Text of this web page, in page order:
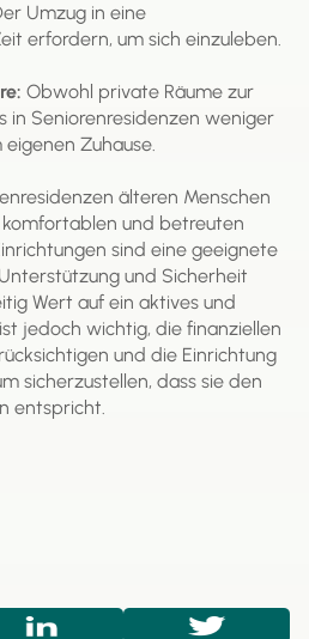
Umzug in eine
erfordern, um sich einzuleben.
Obwohl private Räume zur
in Seniorenresidenzen weniger
Zuhause.
älteren Menschen
und betreuten
sind eine geeignete
und Sicherheit
Wert auf ein aktives und
jedoch wichtig, die finanziellen
und die Einrichtung
sicherzustellen, dass sie den
entspricht.